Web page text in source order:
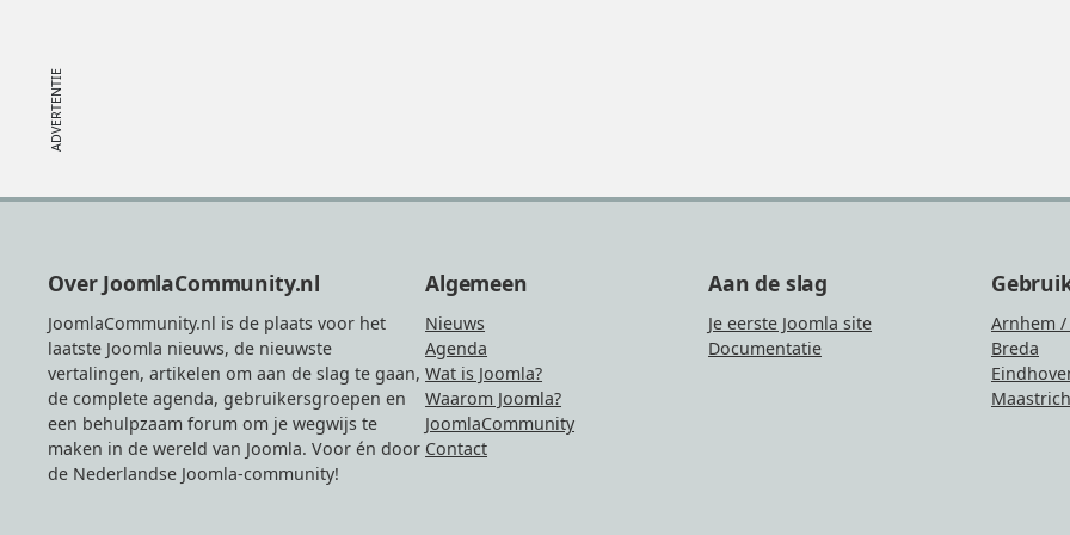
Over JoomlaCommunity.nl
JoomlaCommunity.nl is de plaats voor het
laatste Joomla nieuws, de nieuwste
vertalingen, artikelen om aan de slag te gaan,
de complete agenda, gebruikersgroepen en
een behulpzaam forum om je wegwijs te
maken in de wereld van Joomla. Voor én door
de Nederlandse Joomla-community!
Algemeen
Nieuws
Agenda
Wat is Joomla?
Waarom Joomla?
JoomlaCommunity
Contact
Aan de slag
Je eerste Joomla site
Documentatie
Arnhem
Breda